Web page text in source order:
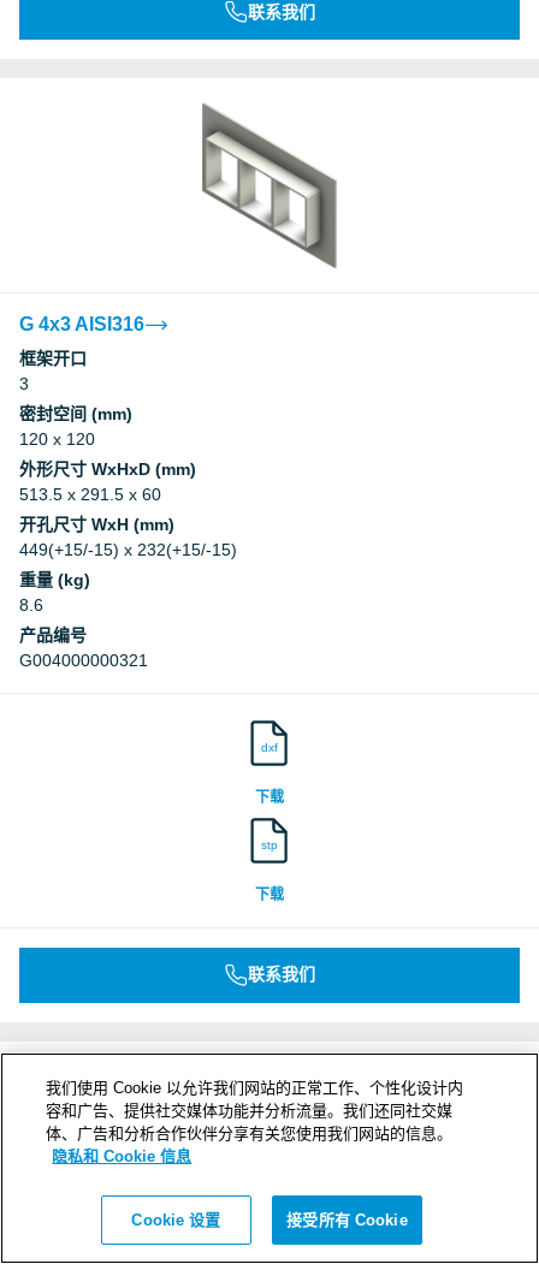
联系我们
G 4x3 AISI316
框架开口
3
密封空间 (mm)
120 x 120
外形尺寸 WxHxD (mm)
513.5 x 291.5 x 60
开孔尺寸 WxH (mm)
449(+15/-15) x 232(+15/-15)
重量 (kg)
8.6
产品编号
G004000000321
dxf
下载
stp
下载
联系我们
我们使用 Cookie 以允许我们网站的正常工作、个性化设计内
容和广告、提供社交媒体功能并分析流量。我们还同社交媒
体、广告和分析合作伙伴分享有关您使用我们网站的信息。
隐私和 Cookie 信息
Cookie 设置 接受所有 Cookie